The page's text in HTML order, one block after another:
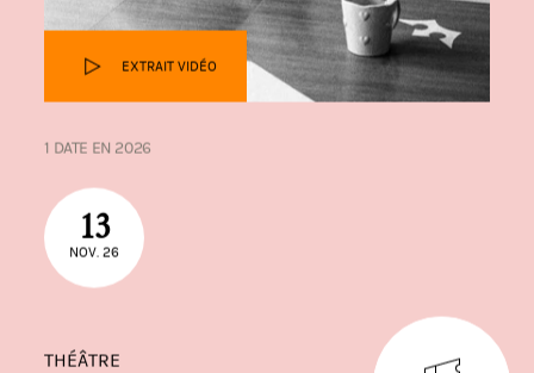
EXTRAIT VIDÉO
1 DATE EN 2026
13
NOV. 26
THÉÂTRE